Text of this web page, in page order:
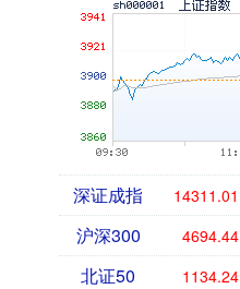
深证成指 14311.01
沪深300 4694.44
北证50 1134.24